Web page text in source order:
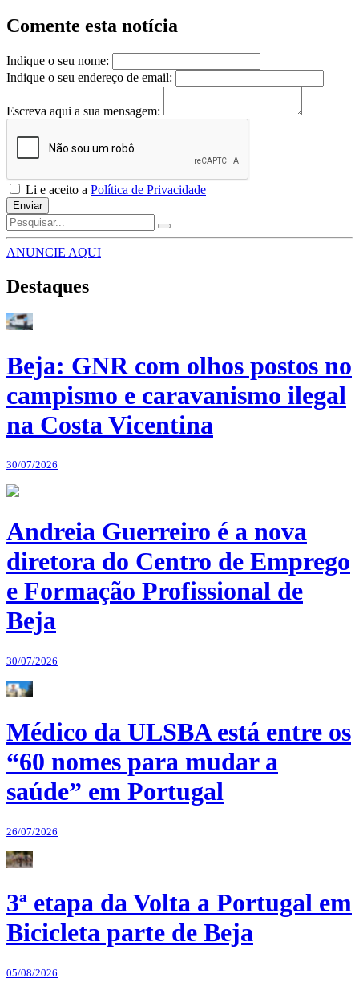
Comente esta notícia
Indique o seu nome:
Indique o seu endereço de email:
Escreva aqui a sua mensagem:
Li e aceito a Política de Privacidade
Enviar
ANUNCIE AQUI
Destaques
Beja: GNR com olhos postos no
campismo e caravanismo ilegal
na Costa Vicentina
30/07/2026
Andreia Guerreiro é a nova
diretora do Centro de Emprego
e Formação Profissional de
Beja
30/07/2026
Médico da ULSBA está entre os
“60 nomes para mudar a
saúde” em Portugal
26/07/2026
3ª etapa da Volta a Portugal em
Bicicleta parte de Beja
05/08/2026